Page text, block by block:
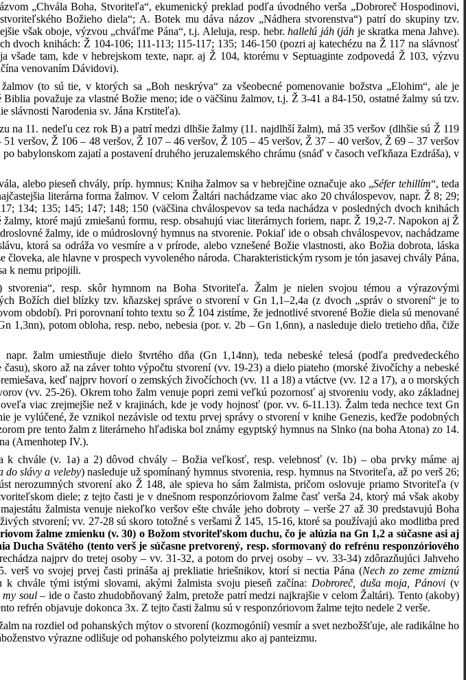
„Chvála Boha, Stvoriteľa“, ekumenický preklad podľa úvodného verša „Dobroreč Hospodinovi,
Božieho diela“; A. Botek mu dáva názov „Nádhera stvorenstva“) patrí do skupiny tzv.
však oboje, výzvou „chváľme Pána“, t.j. Aleluja, resp. hebr.hallelú jáh(jáh je skratka mena Jahve).
dvoch knihách: Ž 104-106; 111-113; 115-117; 135; 146-150 (pozri aj katechézu na Ž 117 na slávnosť
tam, kde v hebrejskom texte, napr. aj Ž 104, ktorému v Septuaginte zodpovedá Ž 103, výzvu
venovaním Dávidovi).
(to sú tie, v ktorých sa „Boh neskrýva“ za všeobecné pomenovanie božstva „Elohim“, ale je
považuje za vlastné Božie meno; ide o väčšinu žalmov, t.j. Ž 3-41 a 84-150, ostatné žalmy sú tzv.
slávnosti Narodenia sv. Jána Krstiteľa).
na 11. nedeľu cez rok B) a patrí medzi dlhšie žalmy (11. najdlhší žalm), má 35 veršov (dlhšie sú Ž 119
veršov, Ž 106 – 48 veršov, Ž 107 – 46 veršov, Ž 105 – 45 veršov, Ž 37 – 40 veršov, Ž 69 – 37 veršov
babylonskom zajatí a postavení druhého jeruzalemského chrámu (snáď v časoch veľkňaza Ezdráša), v
alebo pieseň chvály, príp. hymnus; Kniha žalmov sa v hebrejčine označuje ako „Séfertehillím“, teda
literárna forma žalmov. V celom Žaltári nachádzame viac ako 20 chválospevov, napr. Ž 8; 29;
134; 135; 145; 147; 148; 150 (väčšina chválospevov sa teda nachádza v posledných dvoch knihách
ktoré majú zmiešanú formu, resp. obsahujú viac literárnych foriem, napr. Ž 19,2-7. Napokon aj Ž
žalmy, ide o múdroslovný hymnus na stvorenie. Pokiaľ ide o obsah chválospevov, nachádzame
ktorá sa odráža vo vesmíre a v prírode, alebo vznešené Božie vlastnosti, ako Božia dobrota, láska
ale hlavne v prospech vyvoleného národa. Charakteristickým rysom je tón jasavej chvály Pána,
k nemu pripojili.
stvorenia“, resp. skôr hymnom na Boha Stvoriteľa. Žalm je nielen svojou témou a výrazovými
Božích diel blízky tzv. kňazskej správe o stvorení v Gn 1,1–2,4a (z dvoch „správ o stvorení“ je to
období). Pri porovnaní tohto textu so Ž 104 zistíme, že jednotlivé stvorené Božie diela sú menované
1,3nn), potom obloha, resp. nebo, nebesia (por. v. 2b – Gn 1,6nn), a nasleduje dielo tretieho dňa, čiže
žalm umiestňuje dielo štvrtého dňa (Gn 1,14nn), teda nebeské telesá (podľa predvedeckého
skoro až na záver tohto výpočtu stvorení (vv. 19-23) a dielo piateho (morské živočíchy a nebeské
keď najprv hovorí o zemských živočíchoch (vv. 11 a 18) a vtáctve (vv. 12 a 17), a o morských
(vv. 25-26). Okrem toho žalm venuje popri zemi veľkú pozornosť aj stvoreniu vody, ako základnej
viac zrejmejšie než v krajinách, kde je vody hojnosť (por. vv. 6-11.13). Žalm teda nechce text Gn
je vylúčené, že vznikol nezávisle od textu prvej správy o stvorení v knihe Genezis, keďže podobných
pre tento žalm z literárneho hľadiska bol známy egyptský hymnus na Slnko (na boha Atona) zo 14.
(Amenhotep IV.).
k chvále (v. 1a) a 2) dôvod chvály – Božia veľkosť, resp. velebnosť (v. 1b) – oba prvky máme aj
do slávy a veleby) nasleduje už spomínaný hymnus stvorenia, resp. hymnus na Stvoriteľa, až po verš 26;
nerozumných stvorení ako Ž 148, ale spieva ho sám žalmista, pričom oslovuje priamo Stvoriteľa (v
diele; z tejto časti je v dnešnom responzóriovom žalme časť verša 24, ktorý má však akoby
žalmista venuje niekoľko veršov ešte chvále jeho dobroty – verše 27 až 30 predstavujú Boha
stvorení; vv. 27-28 sú skoro totožné s veršami Ž 145, 15-16, ktoré sa používajú ako modlitba pred
žalme zmienku (v. 30) o Božom stvoriteľskom duchu, čo je alúzia na Gn 1,2 a súčasne asi aj
Ducha Svätého (tento verš je súčasne pretvorený, resp. sformovaný do refrénu responzóriového
najprv do tretej osoby – vv. 31-32, a potom do prvej osoby – vv. 33-34) zdôrazňujúci Jahveho
verš vo svojej prvej časti prináša aj prekliatie hriešnikov, ktorí si nectia Pána (Nech zo zeme zmiznú
chvále tými istými slovami, akými žalmista svoju pieseň začína: Dobroreč, duša moja, Pánovi (v
my soul– ide o často zhudobňovaný žalm, pretože patrí medzi najkrajšie v celom Žaltári). Tento (akoby)
refrén objavuje dokonca 3x. Z tejto časti žalmu sú v responzóriovom žalme tejto nedele 2 verše.
na rozdiel od pohanských mýtov o stvorení (kozmogónií) vesmír a svet nezbožšťuje, ale radikálne ho
výrazne odlišuje od pohanského polyteizmu ako aj panteizmu.